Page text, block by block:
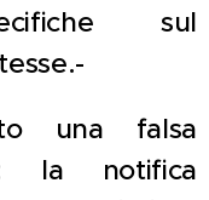
sul
una falsa
la notifica